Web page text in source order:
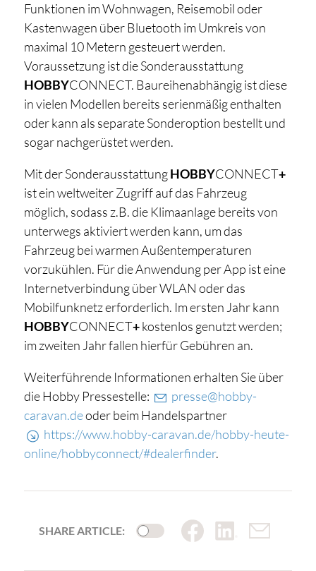
Funktionen im Wohnwagen, Reisemobil oder
Kastenwagen über Bluetooth im Umkreis von
maximal 10 Metern gesteuert werden.
Voraussetzung ist die Sonderausstattung
HOBBYCONNECT. Baureihenabhängig ist diese
in vielen Modellen bereits serienmäßig enthalten
oder kann als separate Sonderoption bestellt und
sogar nachgerüstet werden.
Mit der SonderausstattungHOBBYCONNECT+
ist ein weltweiter Zugriff auf das Fahrzeug
möglich, sodass z.B. die Klimaanlage bereits von
unterwegs aktiviert werden kann, um das
Fahrzeug bei warmen Außentemperaturen
vorzukühlen. Für die Anwendung per App ist eine
Internetverbindung über WLAN oder das
Mobilfunknetz erforderlich. Im ersten Jahr kann
HOBBYCONNECT+kostenlos genutzt werden;
im zweiten Jahr fallen hierfür Gebühren an.
Weiterführende Informationen erhalten Sie über
die Hobby Pressestelle:
presse@hobby-
caravan.deoder beim Handelspartner
https://www.hobby-caravan.de/hobby-heute-
online/hobbyconnect/#dealerfinder.
SHARE ARTICLE: